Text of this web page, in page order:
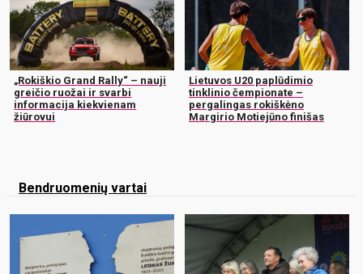
„Rokiškio Grand Rally“ – nauji
greičio ruožai ir svarbi
informacija kiekvienam
žiūrovui
Lietuvos U20 paplūdimio
tinklinio čempionate –
pergalingas rokiškėno
Margirio Motiejūno finišas
Bendruomenių vartai